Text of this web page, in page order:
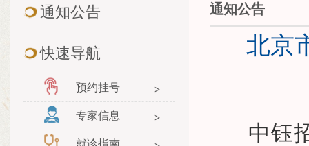
通知公告
快速导航
预约挂号
专家信息
就诊指南
通知公告
北京
中钰